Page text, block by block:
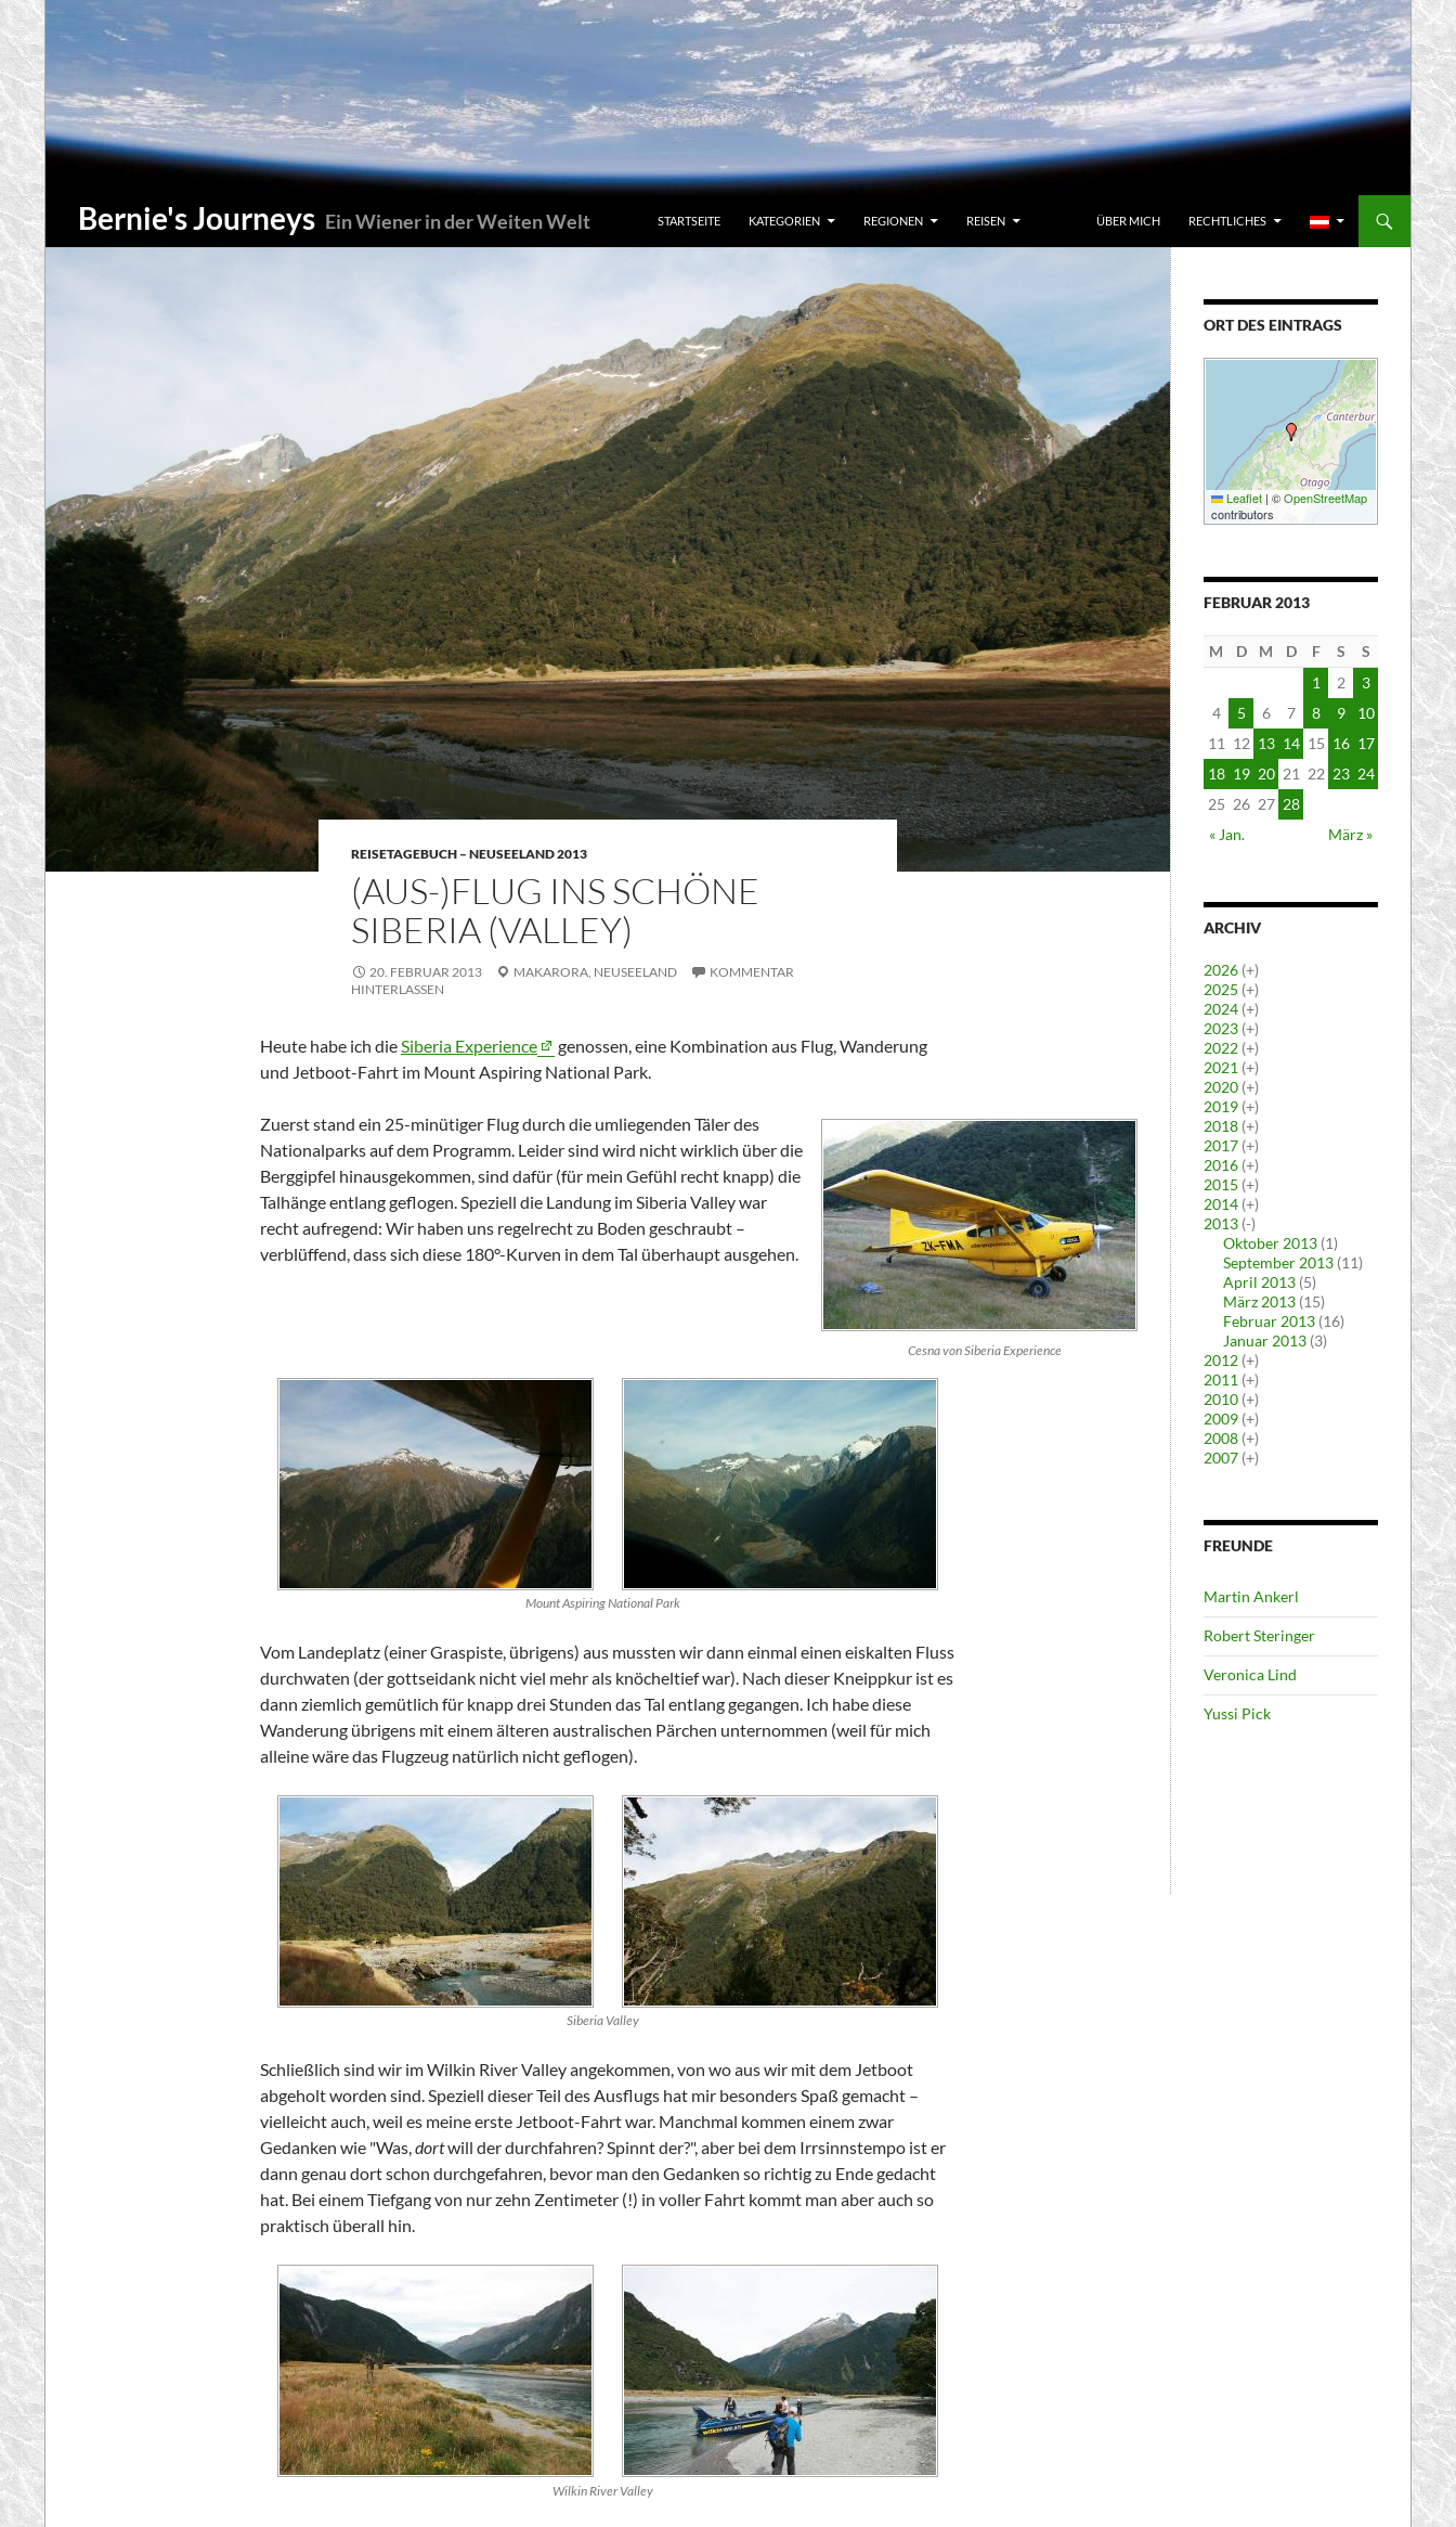
Zum
Inhalt
springen
Bernie's Journeys Ein Wiener in der Weiten Welt
Suchen
STARTSEITE KATEGORIEN REGIONEN REISEN ÜBER MICH RECHTLICHES
REISETAGEBUCH – NEUSEELAND 2013
(AUS-)FLUG INS SCHÖNE
SIBERIA (VALLEY)
20. FEBRUAR 2013 MAKARORA, NEUSEELAND
KOMMENTAR
HINTERLASSEN
Heute habe ich dieSiberia Experience
genossen, eine Kombination aus Flug, Wanderung
und Jetboot-Fahrt im Mount Aspiring National Park.
Cesna vonSiberia Experience
Zuerst stand ein 25-minütiger Flug durch die umliegenden Täler des
Nationalparks auf dem Programm. Leider sind wird nicht wirklich über die
Berggipfel hinausgekommen, sind dafür (für mein Gefühl recht knapp) die
Talhänge entlang geflogen. Speziell die Landung imSiberia Valleywar
recht aufregend: Wir haben uns regelrecht zu Boden geschraubt –
verblüffend, dass sich diese 180°-Kurven in dem Tal überhaupt ausgehen.
Mount Aspiring National Park
Vom Landeplatz (einer Graspiste, übrigens) aus mussten wir dann einmal einen eiskalten Fluss
durchwaten (der gottseidank nicht viel mehr als knöcheltief war). Nach dieser Kneippkur ist es
dann ziemlich gemütlich für knapp drei Stunden das Tal entlang gegangen. Ich habe diese
Wanderung übrigens mit einem älteren australischen Pärchen unternommen (weil für mich
alleine wäre das Flugzeug natürlich nicht geflogen).
Siberia Valley
Schließlich sind wir imWilkin River Valleyangekommen, von wo aus wir mit dem Jetboot
abgeholt worden sind. Speziell dieser Teil des Ausflugs hat mir besonders Spaß gemacht –
vielleicht auch, weil es meine erste Jetboot-Fahrt war. Manchmal kommen einem zwar
Gedanken wie "Was,dortwill der durchfahren? Spinnt der?", aber bei dem Irrsinnstempo ist er
dann genau dort schon durchgefahren, bevor man den Gedanken so richtig zu Ende gedacht
hat. Bei einem Tiefgang von nur zehn Zentimeter (!) in voller Fahrt kommt man aber auch so
praktisch überall hin.
Wilkin River Valley
ORT DES EINTRAGS
Leaflet|©OpenStreetMap
contributors
FEBRUAR 2013
M D M D F S
S
1
2
3
4
5 6 7 8 9
10
11 12 13 14 15 16 17
18 19 20 21 22 23 24
25 26 27 28
« Jan.
März »
ARCHIV
2026 (+)
2025 (+)
2024 (+)
2023 (+)
2022 (+)
2021 (+)
2020 (+)
2019 (+)
2018 (+)
2017 (+)
2016 (+)
2015 (+)
2014 (+)
2013 (-)
Oktober 2013 (1)
September 2013 (11)
April 2013 (5)
März 2013 (15)
Februar 2013 (16)
Januar 2013 (3)
2012 (+)
2011 (+)
2010 (+)
2009 (+)
2008 (+)
2007 (+)
FREUNDE
Martin Ankerl
Robert Steringer
Veronica Lind
Yussi Pick